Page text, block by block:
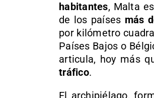
habitantes, Malta
de los países más
por kilómetro
Países Bajos o
articula, hoy más
tráfico.
El archipiélago,